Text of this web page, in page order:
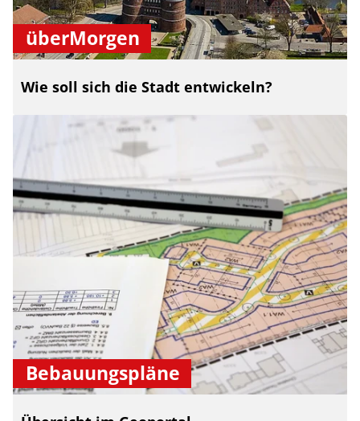
überMorgen
Wie soll sich die Stadt entwickeln?
Bebauungspläne